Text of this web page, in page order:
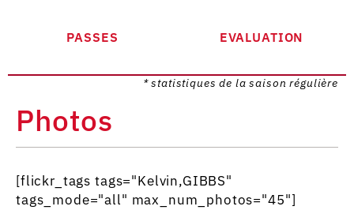
PASSES EVALUATION
* statistiques de la saison régulière
Photos
[flickr_tags tags="Kelvin,GIBBS"
tags_mode="all" max_num_photos="45"]